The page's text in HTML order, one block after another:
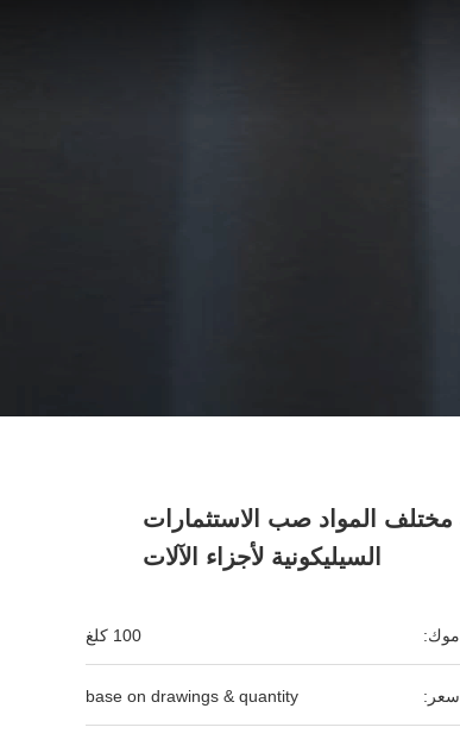
معيار JIS مختلف المواد صب الاستثمارات
السيليكونية لأجزاء الآلات
موك: 100 كلغ
سعر: base on drawings & quantity